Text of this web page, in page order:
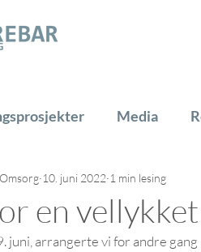
Media
Katt Gårdsdyr PADA
en
10. juni 2022 1 min lesing
juni, arrangerte vi for andre